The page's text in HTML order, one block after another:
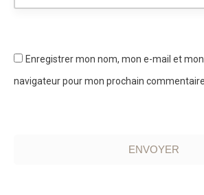
Enregistrer mon nom, mon e-mail et
navigateur pour mon prochain
ENVOYER